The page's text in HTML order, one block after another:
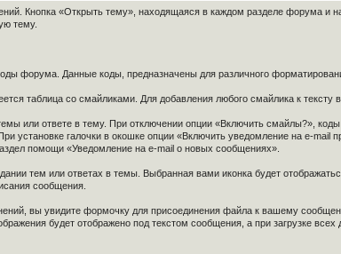
Кнопка «Открыть тему», находящаяся в каждом разделе форума и
тему.
форума. Данные коды, предназначены для различного
таблица со смайликами. Для добавления любого смайлика к
или ответе в тему. При отключении опции «Включить смайлы?»,
установке галочки в окошке опции «Включить уведомление на e-
помощи «Уведомление на e-mail о новых сообщениях».
тем или ответах в темы. Выбранная вами иконка будет
сообщения.
вы увидите формочку для присоединения файла к вашему
будет отображено под текстом сообщения, а при загрузке